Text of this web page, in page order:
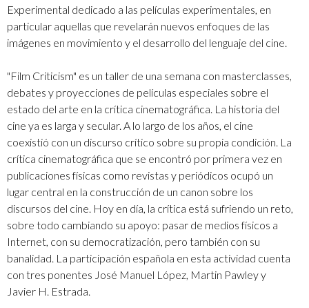
Experimental dedicado a las películas experimentales, en
particular aquellas que revelarán nuevos enfoques de las
imágenes en movimiento y el desarrollo del lenguaje del cine.
"Film Criticism" es un taller de una semana con masterclasses,
debates y proyecciones de películas especiales sobre el
estado del arte en la crítica cinematográfica. La historia del
cine ya es larga y secular. A lo largo de los años, el cine
coexistió con un discurso crítico sobre su propia condición. La
crítica cinematográfica que se encontró por primera vez en
publicaciones físicas como revistas y periódicos ocupó un
lugar central en la construcción de un canon sobre los
discursos del cine. Hoy en día, la crítica está sufriendo un reto,
sobre todo cambiando su apoyo: pasar de medios físicos a
Internet, con su democratización, pero también con su
banalidad. La participación española en esta actividad cuenta
con tres ponentes José Manuel López, Martin Pawley y
Javier H. Estrada.